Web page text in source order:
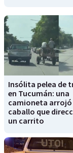
Insólita pelea de
en Tucumán: una
camioneta arrojó
caballo que
un carrito